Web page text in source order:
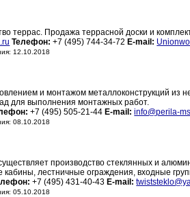
террас. Продажа террасной доски и
Телефон: +7 (495) 744-34-72 E-mail:
12.10.2018
и монтажом металлоконструкций
для выполнения монтажных работ.
+7 (495) 505-21-44 E-mail: info@perila-
08.10.2018
производство стеклянных и
кабины, лестничные ограждения, входные
+7 (495) 431-40-43 E-mail:
05.10.2018